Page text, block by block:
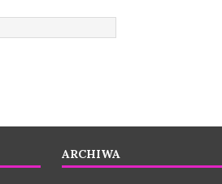
ARCHIWA